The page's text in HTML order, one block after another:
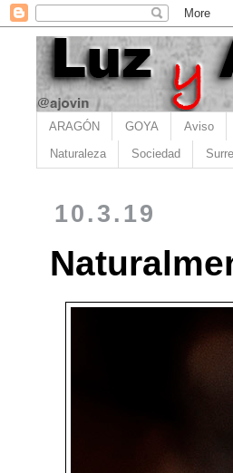
ARAGÓN GOYA Aviso
Naturaleza Sociedad
10.3.19